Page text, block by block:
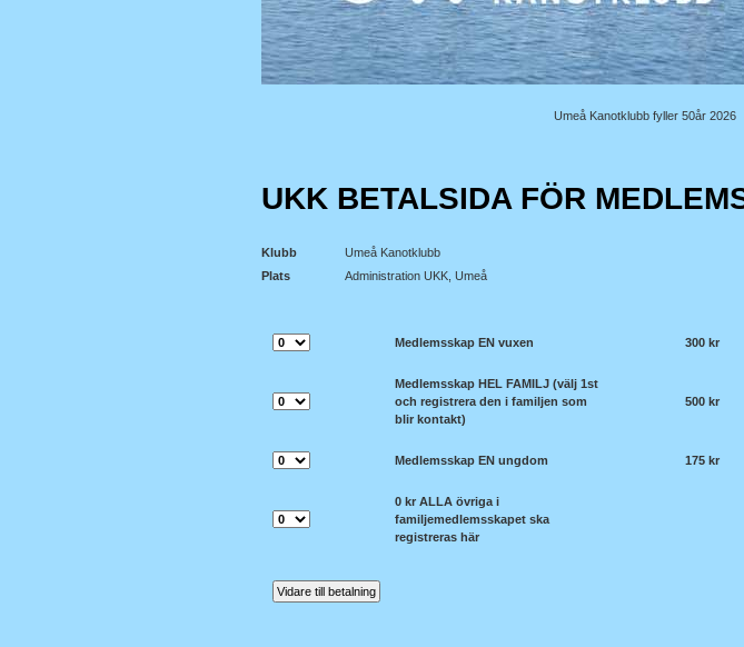
Umeå Kanotklubb fyller 50år 2026
UKK BETALSIDA FÖR
Klubb
Umeå Kanotklubb
Plats
Administration UKK, Umeå
Medlemsskap EN vuxen 300 kr
Medlemsskap HEL FAMILJ (välj 1st
och registrera den i familjen som
blir kontakt)
500 kr
Medlemsskap EN ungdom 175 kr
0 kr ALLA övriga i
familjemedlemsskapet ska
registreras här